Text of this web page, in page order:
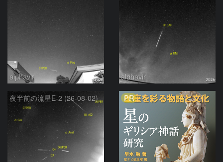
alphavir alphavir
夜半前の流星E-2 (26-08-02) PR